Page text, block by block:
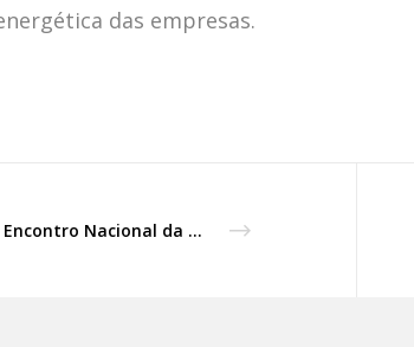
das empresas.
Encontro Nacional da Rede Mulher Líder 2022, Ilha do Pico, Açores.